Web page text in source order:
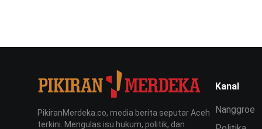
PikiranMerdeka.co, media berita seputar Aceh
terkini. Mengulas isu hukum, politik, dan
Kanal
Nanggroe